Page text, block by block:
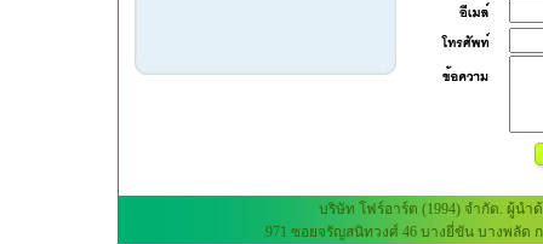
บริษัท โฟร์อาร์ต (1994) จำกัด. ผู้
971 ซอยจรัญสนิทวงศ์ 46 บางยี่ขัน บางพลัด กรุ